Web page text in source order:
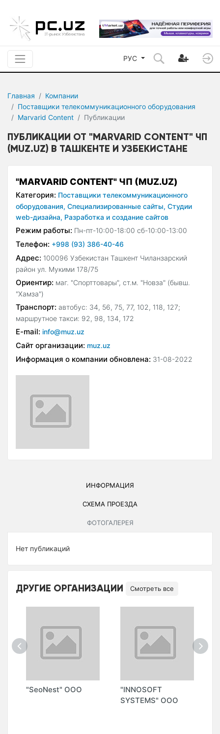
РУС
Главная
Компании
Поставщики телекоммуникационного оборудования
Marvarid Content
Публикации
ПУБЛИКАЦИИ ОТ "MARVARID CONTENT" ЧП
(MUZ.UZ) В ТАШКЕНТЕ И УЗБЕКИСТАНЕ
"MARVARID CONTENT" ЧП (MUZ.UZ)
Категория: Поставщики телекоммуникационного
оборудования, Специализированные сайты, Студии
web-дизайна, Разработка и создание сайтов
Режим работы: Пн-пт-10:00-18:00 сб-10:00-13:00
Телефон: +998 (93) 386-40-46
Адрес: 100096 Узбекистан Ташкент Чиланзарский
район ул. Мукими 178/75
Ориентир: маг. "Спорттовары", ст.м. "Новза" (бывш.
"Хамза")
Транспорт: автобус: 34, 56, 75, 77, 102, 118, 127;
маршрутное такси: 92, 98, 134, 172
E-mail: info@muz.uz
Сайт организации: muz.uz
Информация о компании обновлена: 31-08-2022
ИНФОРМАЦИЯ
СХЕМА ПРОЕЗДА
ФОТОГАЛЕРЕЯ
Нет публикаций
ДРУГИЕ ОРГАНИЗАЦИИ Смотреть все
"SeoNest" ООО
"INNOSOFT
SYSTEMS" ООО